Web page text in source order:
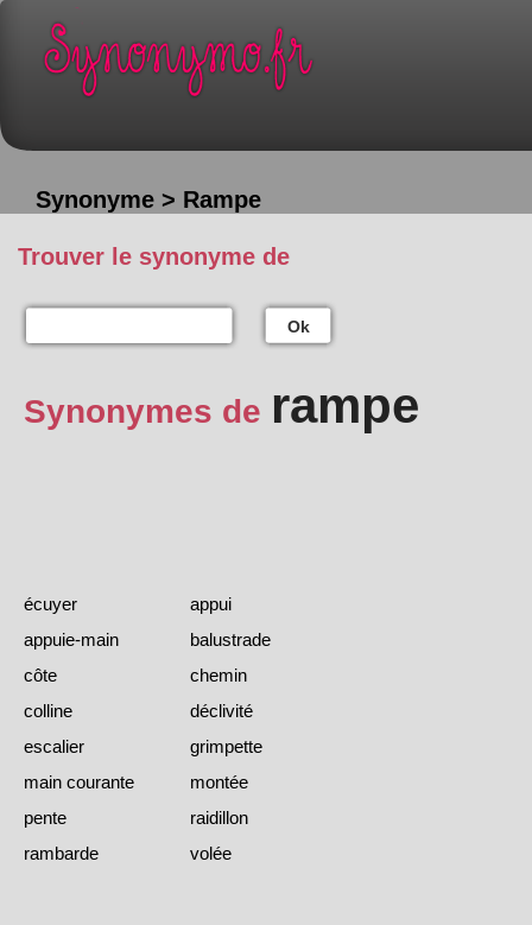
Synonyme > Rampe
Trouver le synonyme de
Ok
Synonymes de rampe
écuyer
appui
appuie-main
balustrade
côte
chemin
colline
déclivité
escalier
grimpette
main courante
montée
pente
raidillon
rambarde
volée